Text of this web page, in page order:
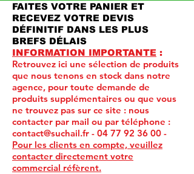
FAITES VOTRE PANIER ET
RECEVEZ VOTRE DEVIS
DÉFINITIF DANS LES PLUS
BREFS DÉLAIS
INFORMATION IMPORTANTE :
Retrouvez ici une sélection de produits
que nous tenons en stock dans notre
agence, pour toute demande de
produits supplémentaires ou que vous
ne trouvez pas sur ce site : nous
contacter par mail ou par téléphone :
contact@suchail.fr - 04 77 92 36 00 -
Pour les clients en compte, veuillez
contacter directement votre
commercial réfèrent.